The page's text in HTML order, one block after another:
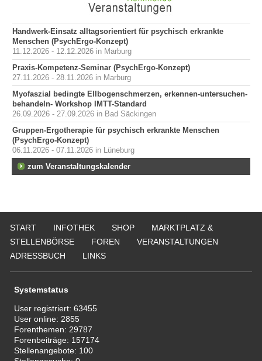
Handwerk-Einsatz alltagsorientiert für psychisch erkrankte
Menschen (PsychErgo-Konzept)
11.12.2026 - 12.12.2026 in Marburg
Praxis-Kompetenz-Seminar (PsychErgo-Konzept)
27.11.2026 - 28.11.2026 in Marburg
Myofaszial bedingte Ellbogenschmerzen, erkennen-untersuchen-
behandeln- Workshop IMTT-Standard
26.09.2026 - 27.09.2026 in Bad Säckingen
Gruppen-Ergotherapie für psychisch erkrankte Menschen
(PsychErgo-Konzept)
06.11.2026 - 07.11.2026 in Lüneburg
zum Veranstaltungskalender
START INFOTHEK SHOP
MARKTPLATZ &
STELLENBÖRSE
FOREN
VERANSTALTUNGEN
ADRESSBUCH
LINKS
Systemstatus
User registriert:63455
User online: 2855
Forenthemen: 29787
Forenbeiträge: 157174
Stellenangebote: 100